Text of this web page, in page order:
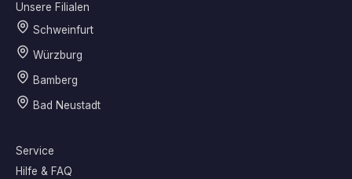
Unsere Filialen
Schweinfurt
Würzburg
Bamberg
Bad Neustadt
Service
Hilfe & FAQ